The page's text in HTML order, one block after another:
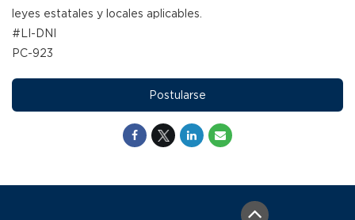
leyes estatales y locales aplicables.
#LI-DNI
PC-923
Postularse